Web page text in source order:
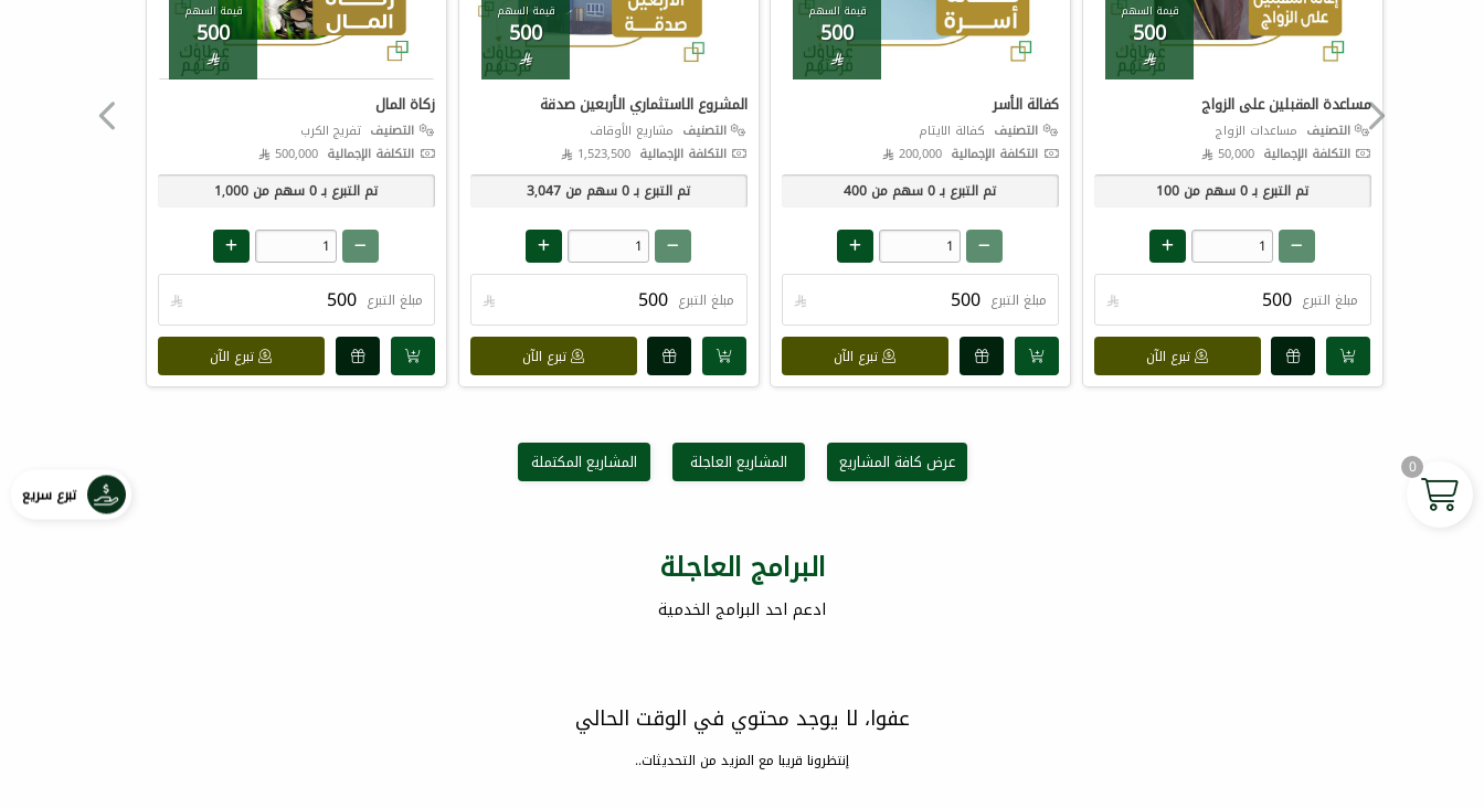
قيمة السهم
500

مساعدة المقبلين على الزواج
التصنيف مساعدات الزواج
التكلفة الإجمالية 50,000 
تم التبرع بـ0سهم من100
مبلغ التبرع 
تبرع الآن
قيمة السهم
500

كفالة الأسر
التصنيف كفالة الايتام
التكلفة الإجمالية 200,000 
تم التبرع بـ0سهم من 400
مبلغ التبرع 
تبرع الآن
قيمة السهم
500

المشروع الاستثماري الأربعين صدقة
التصنيف مشاريع الأوقاف
التكلفة الإجمالية 1,523,500 
تم التبرع بـ0سهم من3,047
مبلغ التبرع 
تبرع الآن
قيمة السهم
500

زكاة المال
التصنيف تفريج الكرب
التكلفة الإجمالية 500,000 
تم التبرع بـ0سهم من 1,000
مبلغ التبرع 
تبرع الآن
عرض كافة المشاريع المشاريع العاجلة المشاريع المكتملة
البرامج العاجلة
ادعم احد البرامج الخدمية
عفوا، لا يوجد محتوي في الوقت الحالي
إنتظرونا قريبا مع المزيد من التحديثات..
تبرع سريع
0